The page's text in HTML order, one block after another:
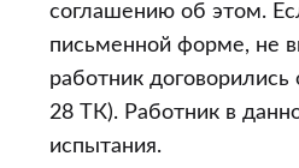
соглашению об этом.
письменной форме, не
работник
28 ТК). Работник в
испытания.